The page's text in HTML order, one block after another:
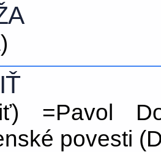
=Pavol
povesti